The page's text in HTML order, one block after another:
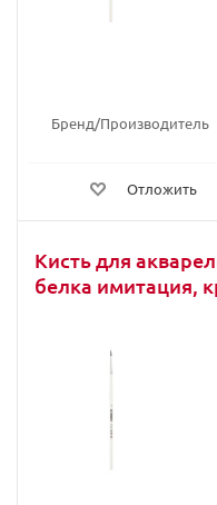
Бренд/Производитель
Отложить
Кисть для
белка имитация,